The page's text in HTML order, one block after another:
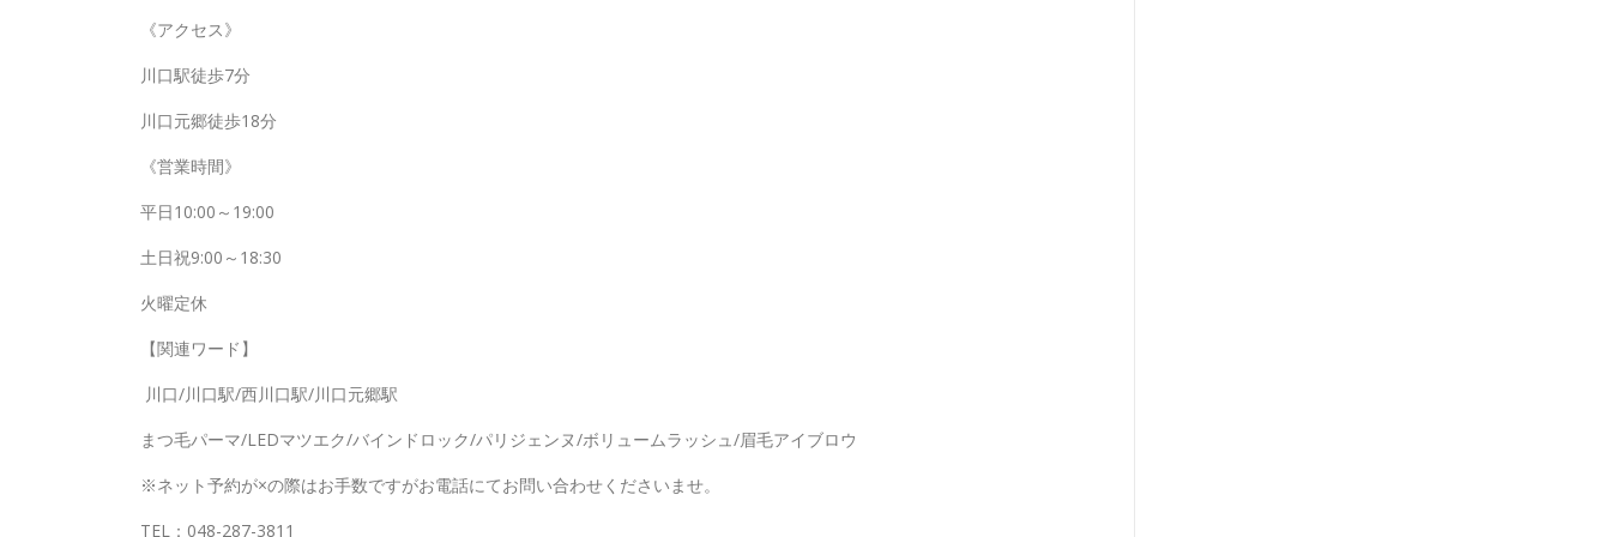
《アクセス》
川口駅徒歩7分
川口元郷徒歩18分
《営業時間》
平日10:00～19:00
土日祝9:00～18:30
火曜定休
【関連ワード】
川口/川口駅/西川口駅/川口元郷駅
まつ毛パーマ/LEDマツエク/バインドロック/パリジェンヌ/ボリュームラッシュ/眉毛アイブロウ
※ネット予約が×の際はお手数ですがお電話にてお問い合わせくださいませ。
TEL：048-287-3811